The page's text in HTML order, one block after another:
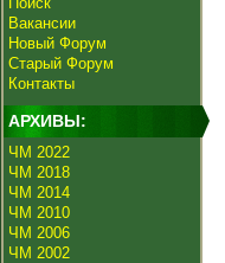
Вакансии
Новый Форум
Старый Форум
Контакты
АРХИВЫ:
ЧМ 2022
ЧМ 2018
ЧМ 2014
ЧМ 2010
ЧМ 2006
ЧМ 2002